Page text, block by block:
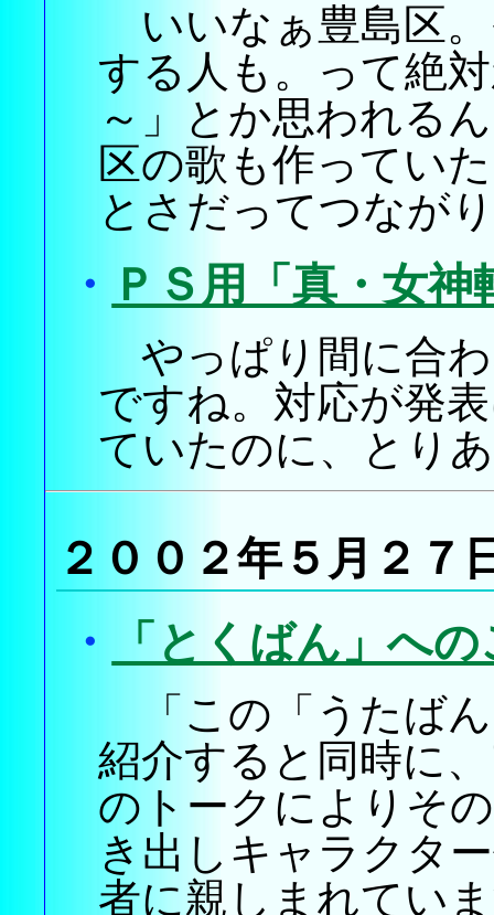
いいなぁ豊島区
する人も。って絶
～」とか思われる
区の歌も作ってい
とさだってつなが
・ ＰＳ用「真・女
やっぱり間に合
ですね。対応が発
ていたのに、とり
２００２年５月２７
・ 「とくばん」へ
「この「うたば
紹介すると同時に
のトークによりそ
き出しキャラクタ
者に親しまれてい